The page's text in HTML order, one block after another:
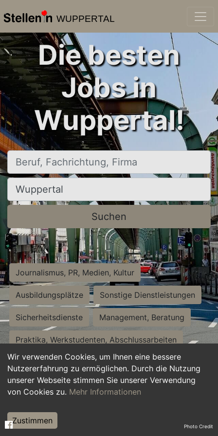
WUPPERTAL
Wir verwenden Cookies, um Ihnen eine bessere
Nutzererfahrung zu ermöglichen. Durch die Nutzung
unserer Webseite stimmen Sie unserer Verwendung
von Cookies zu. Mehr Informationen
Zustimmen
Die besten
Jobs in
Wuppertal!
Beruf, Fachrichtung, Firma
Ort, Stadt
Suchen
Journalismus, PR, Medien, Kultur
Ausbildungsplätze Sonstige Dienstleistungen
Sicherheitsdienste Management, Beratung
Praktika, Werkstudenten, Abschlussarbeiten
Personalwesen Assistenz, Sekretariat
Hilfskräfte, Aushilfs- und Nebenjobs
Weiterbildung, Studium, duale Ausbildung Photo Credit